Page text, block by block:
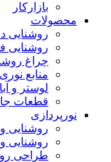
بازارکار
محصولات
روشنایی
روشنایی
چراغ
منابع نوری
لوستر و
قطعات
نورپردازی
روشنایی
روشنایی
طراحی